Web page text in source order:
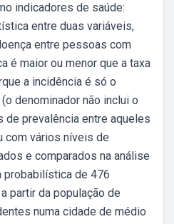
indicadores de saúde:
entre duas variáveis,
entre pessoas com
é maior ou menor que a taxa
a incidência é só o
denominador não inclui o
de prevalência entre aqueles
com vários níveis de
e comparados na análise
probabilística de 476
partir da população de
numa cidade de médio